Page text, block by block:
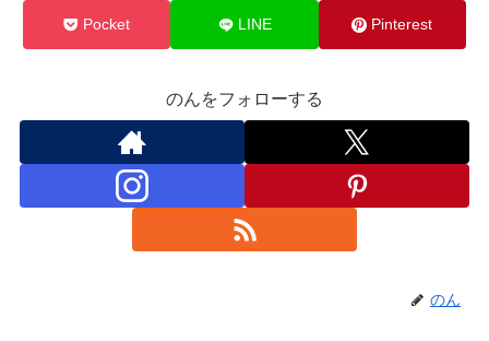
Pocket LINE Pinterest
のんをフォローする
のん